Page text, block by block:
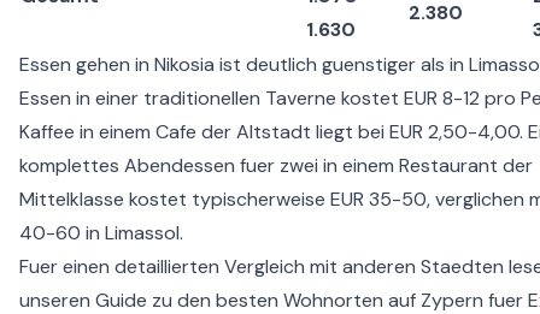
1.630
2.380
Essen gehen in Nikosia ist deutlich guenstiger als in
Essen in einer traditionellen Taverne kostet EUR 8-12 pro
Kaffee in einem Cafe der Altstadt liegt bei EUR 2,50-4,00.
komplettes Abendessen fuer zwei in einem Restaurant der
Mittelklasse kostet typischerweise EUR 35-50, verglichen
40-60 in Limassol.
Fuer einen detaillierten Vergleich mit anderen Staedten
unseren Guide zu den besten Wohnorten auf Zypern fuer